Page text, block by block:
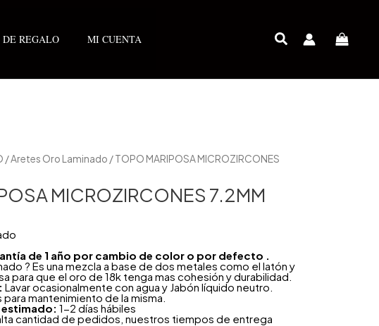
DE REGALO MI CUENTA
/Aretes Oro Laminado / TOPO MARIPOSA MICROZIRCONES
MICROZIRCONES 7.2MM
de 1 año por cambio de color o por defecto .
? Es una mezcla a base de dos metales como el latón y
para que el oro de 18k tenga mas cohesión y durabilidad.
Lavar ocasionalmente con agua y Jabón líquido neutro.
mantenimiento de la misma.
estimado: 1-2 días hábiles
cantidad de pedidos, nuestros tiempos de entrega